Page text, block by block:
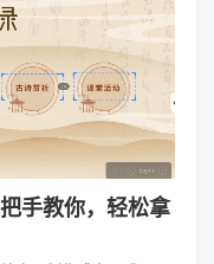
手教你，轻松拿